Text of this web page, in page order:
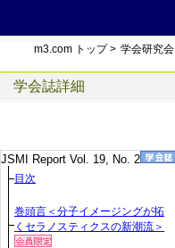
m3.com トップ> 学会研究会
学会誌詳細
JSMI Report Vol. 19, No. 2
目次
巻頭言＜分子イメージングが拓
くセラノスティクスの新潮流＞